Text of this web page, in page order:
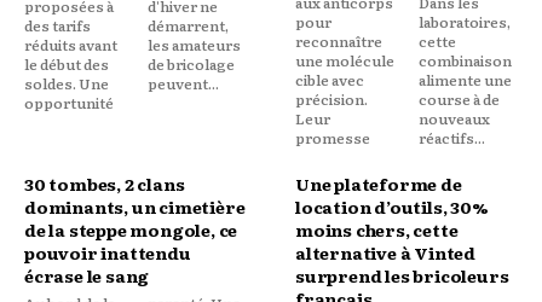
proposées à
des tarifs
réduits avant
le début des
soldes. Une
opportunité
d'hiver ne
démarrent,
les amateurs
de bricolage
peuvent...
pour
reconnaître
une molécule
cible avec
précision.
Leur
promesse
laboratoires,
cette
combinaison
alimente une
course à de
nouveaux
réactifs...
30 tombes, 2 clans
dominants, un cimetière
de la steppe mongole, ce
pouvoir inattendu
écrase le sang
Une plateforme de
location d’outils, 30%
moins chers, cette
alternative à Vinted
surprend les bricoleurs